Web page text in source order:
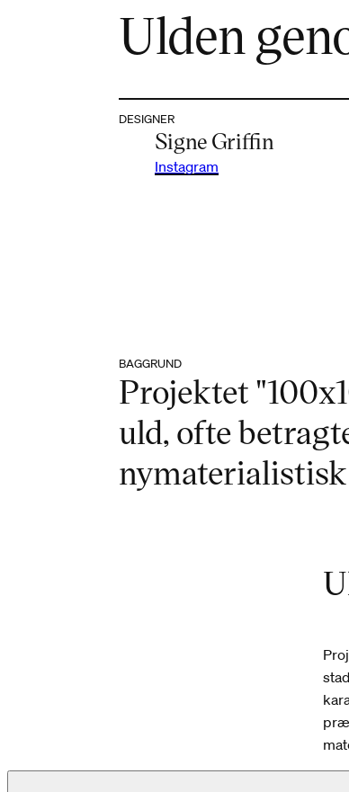
Ulden
DESIGNER
Signe Griffin
Instagram
BAGGRUND
Projektet
uld, ofte